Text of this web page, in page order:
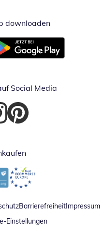
downloadenÖffnet in
in neuem Fenster
Social Media
Fenster
in neuem Fenster
Öffnet in neuem Fenster
Fenster
Öffnet in neuem Fenster
BarrierefreiheitImpressum
Einstellungen